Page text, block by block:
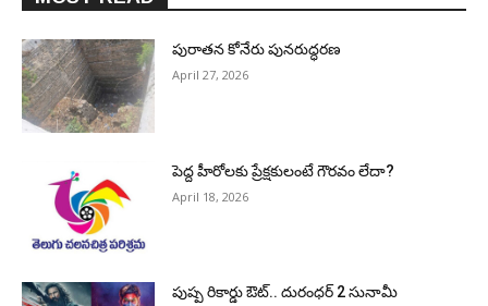
పురాత‌న కోనేరు పున‌రుద్ధ‌ర‌ణ
April 27, 2026
పెద్ద హీరోల‌కు ప్రేక్ష‌కులంటే గౌర‌వం లేదా?
April 18, 2026
పుష్ప రికార్డు ఔట్‌.. దురంధ‌ర్ 2 సునామీ